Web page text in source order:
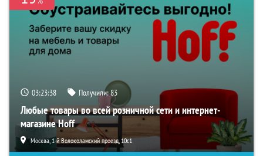
03:23:37 Получили:83
Любые товары во всей розничной сети и интернет-
магазине Hoff
Москва, 1-й Волоколамский проезд, 10с1